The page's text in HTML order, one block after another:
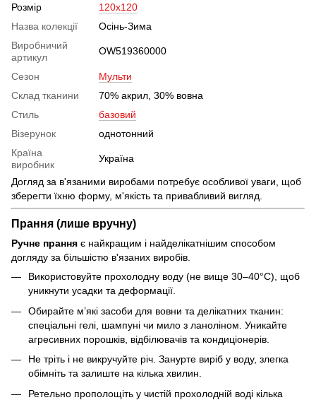
Розмір
120x120
Назва колекції
Осінь-Зима
Виробничий
артикул
OW519360000
Сезон
Мульти
Склад тканини
70% акрил, 30% вовна
Стиль
базовий
Візерунок
однотонний
Країна
виробник
Україна
Догляд за в'язаними виробами потребує особливої уваги, щоб
зберегти їхню форму, м'якість та привабливий вигляд.
Прання (лише вручну)
Ручне прання є найкращим і найделікатнішим способом
догляду за більшістю в'язаних виробів.
Використовуйте прохолодну воду (не вище 30–40°C), щоб
уникнути усадки та деформації.
Обирайте м’які засоби для вовни та делікатних тканин:
спеціальні гелі, шампуні чи мило з ланоліном. Уникайте
агресивних порошків, відбілювачів та кондиціонерів.
Не тріть і не викручуйте річ. Занурте виріб у воду, злегка
обімніть та залиште на кілька хвилин.
Ретельно прополощіть у чистій прохолодній воді кілька